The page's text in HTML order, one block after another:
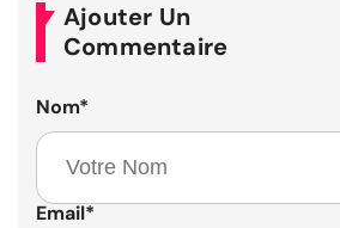
Ajouter Un
Commentaire
Nom*
Email*